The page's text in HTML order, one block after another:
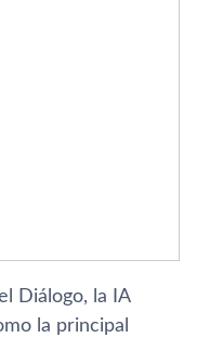
Diálogo, la IA
la principal